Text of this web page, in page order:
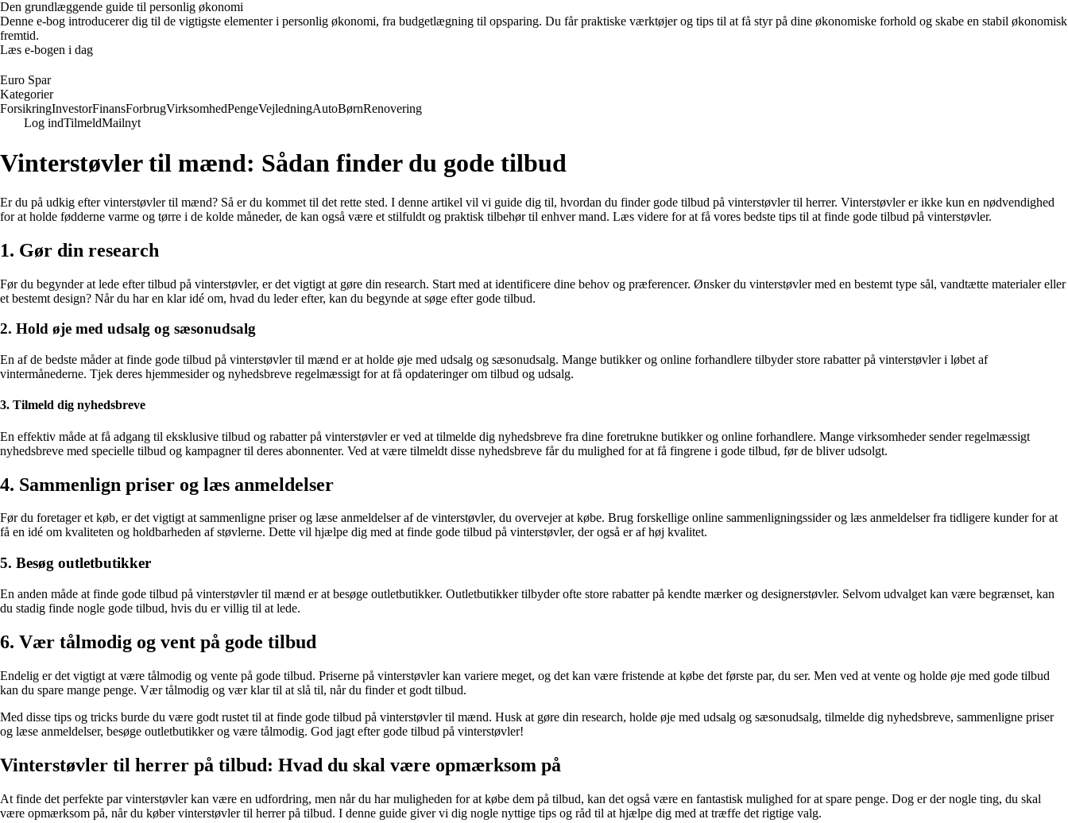
Den grundlæggende guide til personlig økonomi
Denne e-bog introducerer dig til de vigtigste elementer i personlig økonomi, fra budgetlægning til opsparing. Du får praktiske værktøjer og tips til at få styr på dine økonomiske forhold og skabe en stabil økonomisk
fremtid.
Læs e-bogen i dag
Euro Spar
Kategorier
ForsikringInvestorFinansForbrugVirksomhedPengeVejledningAutoBørnRenovering
Log indTilmeldMailnyt
Vinterstøvler til mænd: Sådan finder du gode tilbud
Er du på udkig efter vinterstøvler til mænd? Så er du kommet til det rette sted. I denne artikel vil vi guide dig til, hvordan du finder gode tilbud på vinterstøvler til herrer. Vinterstøvler er ikke kun en nødvendighed
for at holde fødderne varme og tørre i de kolde måneder, de kan også være et stilfuldt og praktisk tilbehør til enhver mand. Læs videre for at få vores bedste tips til at finde gode tilbud på vinterstøvler.
1. Gør din research
Før du begynder at lede efter tilbud på vinterstøvler, er det vigtigt at gøre din research. Start med at identificere dine behov og præferencer. Ønsker du vinterstøvler med en bestemt type sål, vandtætte materialer eller
et bestemt design? Når du har en klar idé om, hvad du leder efter, kan du begynde at søge efter gode tilbud.
2. Hold øje med udsalg og sæsonudsalg
En af de bedste måder at finde gode tilbud på vinterstøvler til mænd er at holde øje med udsalg og sæsonudsalg. Mange butikker og online forhandlere tilbyder store rabatter på vinterstøvler i løbet af
vintermånederne. Tjek deres hjemmesider og nyhedsbreve regelmæssigt for at få opdateringer om tilbud og udsalg.
3. Tilmeld dig nyhedsbreve
En effektiv måde at få adgang til eksklusive tilbud og rabatter på vinterstøvler er ved at tilmelde dig nyhedsbreve fra dine foretrukne butikker og online forhandlere. Mange virksomheder sender regelmæssigt
nyhedsbreve med specielle tilbud og kampagner til deres abonnenter. Ved at være tilmeldt disse nyhedsbreve får du mulighed for at få fingrene i gode tilbud, før de bliver udsolgt.
4. Sammenlign priser og læs anmeldelser
Før du foretager et køb, er det vigtigt at sammenligne priser og læse anmeldelser af de vinterstøvler, du overvejer at købe. Brug forskellige online sammenligningssider og læs anmeldelser fra tidligere kunder for at
få en idé om kvaliteten og holdbarheden af støvlerne. Dette vil hjælpe dig med at finde gode tilbud på vinterstøvler, der også er af høj kvalitet.
5. Besøg outletbutikker
En anden måde at finde gode tilbud på vinterstøvler til mænd er at besøge outletbutikker. Outletbutikker tilbyder ofte store rabatter på kendte mærker og designerstøvler. Selvom udvalget kan være begrænset, kan
du stadig finde nogle gode tilbud, hvis du er villig til at lede.
6. Vær tålmodig og vent på gode tilbud
Endelig er det vigtigt at være tålmodig og vente på gode tilbud. Priserne på vinterstøvler kan variere meget, og det kan være fristende at købe det første par, du ser. Men ved at vente og holde øje med gode tilbud
kan du spare mange penge. Vær tålmodig og vær klar til at slå til, når du finder et godt tilbud.
Med disse tips og tricks burde du være godt rustet til at finde gode tilbud på vinterstøvler til mænd. Husk at gøre din research, holde øje med udsalg og sæsonudsalg, tilmelde dig nyhedsbreve, sammenligne priser
og læse anmeldelser, besøge outletbutikker og være tålmodig. God jagt efter gode tilbud på vinterstøvler!
Vinterstøvler til herrer på tilbud: Hvad du skal være opmærksom på
At finde det perfekte par vinterstøvler kan være en udfordring, men når du har muligheden for at købe dem på tilbud, kan det også være en fantastisk mulighed for at spare penge. Dog er der nogle ting, du skal
være opmærksom på, når du køber vinterstøvler til herrer på tilbud. I denne guide giver vi dig nogle nyttige tips og råd til at hjælpe dig med at træffe det rigtige valg.